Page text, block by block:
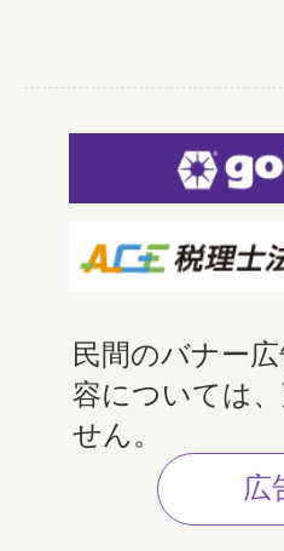
民間のバナー
容については
せん。
広